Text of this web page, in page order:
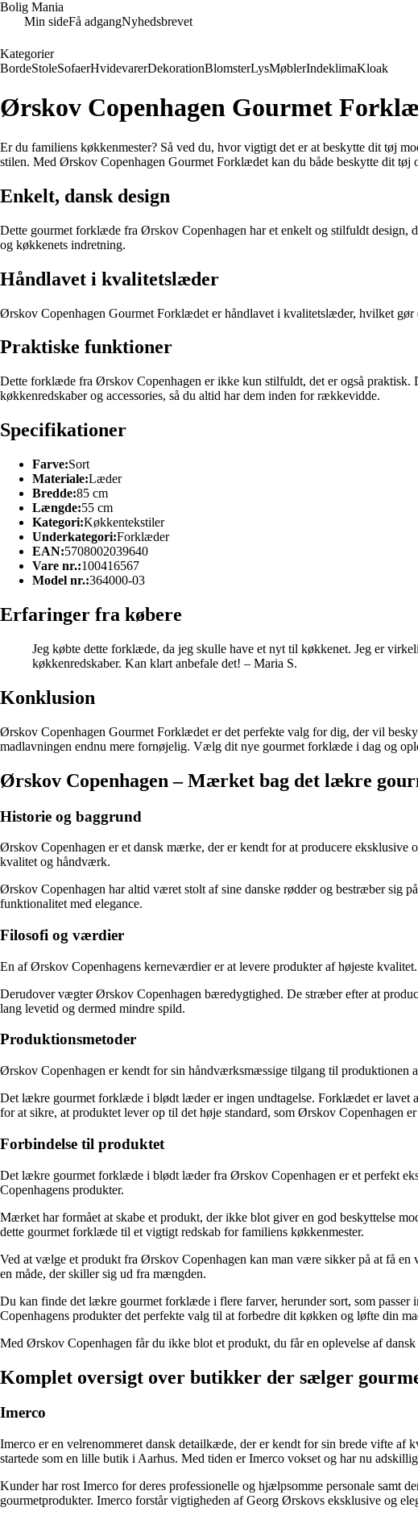
Bolig Mania
Min sideFå adgangNyhedsbrevet
Kategorier
BordeStoleSofaerHvidevarerDekorationBlomsterLysMøblerIndeklimaKloak
Ørskov Copenhagen Gourmet
Er du familiens køkkenmester? Så ved du, hvor vigtigt det er at beskytte dit tøj
stilen. Med Ørskov Copenhagen Gourmet Forklædet kan du både beskytte dit tøj
Enkelt, dansk design
Dette gourmet forklæde fra Ørskov Copenhagen har et enkelt og stilfuldt design,
og køkkenets indretning.
Håndlavet i kvalitetslæder
Ørskov Copenhagen Gourmet Forklædet er håndlavet i kvalitetslæder, hvilket
Praktiske funktioner
Dette forklæde fra Ørskov Copenhagen er ikke kun stilfuldt, det er også
køkkenredskaber og accessories, så du altid har dem inden for rækkevidde.
Specifikationer
Farve:Sort
Materiale:Læder
Bredde:85 cm
Længde:55 cm
Kategori:Køkkentekstiler
Underkategori:Forklæder
EAN:5708002039640
Vare nr.:100416567
Model nr.:364000-03
Erfaringer fra købere
Jeg købte dette forklæde, da jeg skulle have et nyt til køkkenet. Jeg er
køkkenredskaber. Kan klart anbefale det! – Maria S.
Konklusion
Ørskov Copenhagen Gourmet Forklædet er det perfekte valg for dig, der vil
madlavningen endnu mere fornøjelig. Vælg dit nye gourmet forklæde i dag og
Ørskov Copenhagen – Mærket bag det lækre
Historie og baggrund
Ørskov Copenhagen er et dansk mærke, der er kendt for at producere
kvalitet og håndværk.
Ørskov Copenhagen har altid været stolt af sine danske rødder og bestræber sig
funktionalitet med elegance.
Filosofi og værdier
En af Ørskov Copenhagens kerneværdier er at levere produkter af højeste
Derudover vægter Ørskov Copenhagen bæredygtighed. De stræber efter at
lang levetid og dermed mindre spild.
Produktionsmetoder
Ørskov Copenhagen er kendt for sin håndværksmæssige tilgang til produktionen
Det lækre gourmet forklæde i blødt læder er ingen undtagelse. Forklædet er lavet
for at sikre, at produktet lever op til det høje standard, som Ørskov Copenhagen
Forbindelse til produktet
Det lækre gourmet forklæde i blødt læder fra Ørskov Copenhagen er et perfekt
Copenhagens produkter.
Mærket har formået at skabe et produkt, der ikke blot giver en god beskyttelse
dette gourmet forklæde til et vigtigt redskab for familiens køkkenmester.
Ved at vælge et produkt fra Ørskov Copenhagen kan man være sikker på at få
en måde, der skiller sig ud fra mængden.
Du kan finde det lækre gourmet forklæde i flere farver, herunder sort, som passer
Copenhagens produkter det perfekte valg til at forbedre dit køkken og løfte din
Med Ørskov Copenhagen får du ikke blot et produkt, du får en oplevelse af
Komplet oversigt over butikker der sælger
Imerco
Imerco er en velrenommeret dansk detailkæde, der er kendt for sin brede vifte
startede som en lille butik i Aarhus. Med tiden er Imerco vokset og har nu
Kunder har rost Imerco for deres professionelle og hjælpsomme personale samt
gourmetprodukter. Imerco forstår vigtigheden af Georg Ørskovs eksklusive og